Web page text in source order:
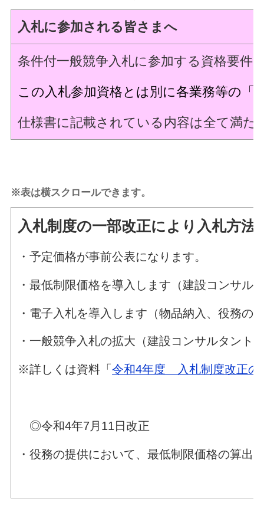
入札に参加される皆さまへ
条件付一般競争入札に参加する資格要件
この入札参加資格とは別に各業務等の
仕様書に記載されている内容は全て満
※表は横スクロールできます。
入札制度の一部改正により入札方
・予定価格が事前公表になります。
・最低制限価格を導入します（建設コンサ
・電子入札を導入します（物品納入、役務の
・一般競争入札の拡大（建設コンサルタント
※詳しくは資料「令和4年度 入札制度改正の
◎令和4年7月11日改正
・役務の提供において、最低制限価格の算出